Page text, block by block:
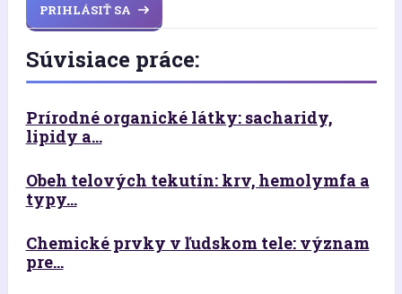
PRIHLÁSIŤ SA
Súvisiace práce:
Prírodné organické látky: sacharidy,
lipidy a...
Obeh telových tekutín: krv, hemolymfa a
typy...
Chemické prvky v ľudskom tele: význam
pre...